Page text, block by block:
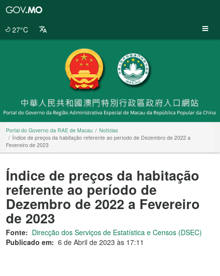
27°C
Portal do Governo da RAE de Macau
Notícias
Índice de preços da habitação referente ao período de Dezembro de 2022 a
Fevereiro de 2023
Índice de preços da habitação
referente ao período de
Dezembro de 2022 a Fevereiro
de 2023
Fonte: Direcção dos Serviços de Estatística e Censos (DSEC)
Publicado em: 6 de Abril de 2023 às 17:11